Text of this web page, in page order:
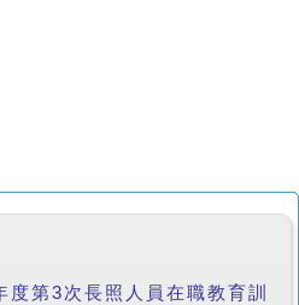
第3次長照人員在職教育訓